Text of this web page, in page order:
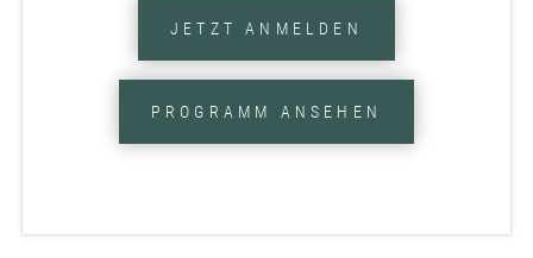
JETZT ANMELDEN
PROGRAMM ANSEHEN